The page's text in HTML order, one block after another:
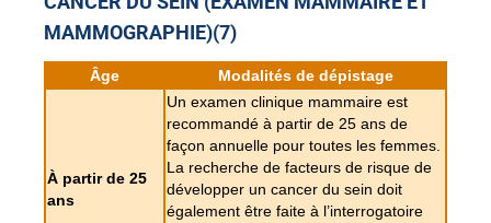
MAMMOGRAPHIE)(7)
Âge Modalités de dépistage
À partir de 25
ans
Un examen clinique mammaire est
recommandé à partir de 25 ans de
façon annuelle pour toutes les femmes.
La recherche de facteurs de risque de
développer un cancer du sein doit
également être faite à l’interrogatoire